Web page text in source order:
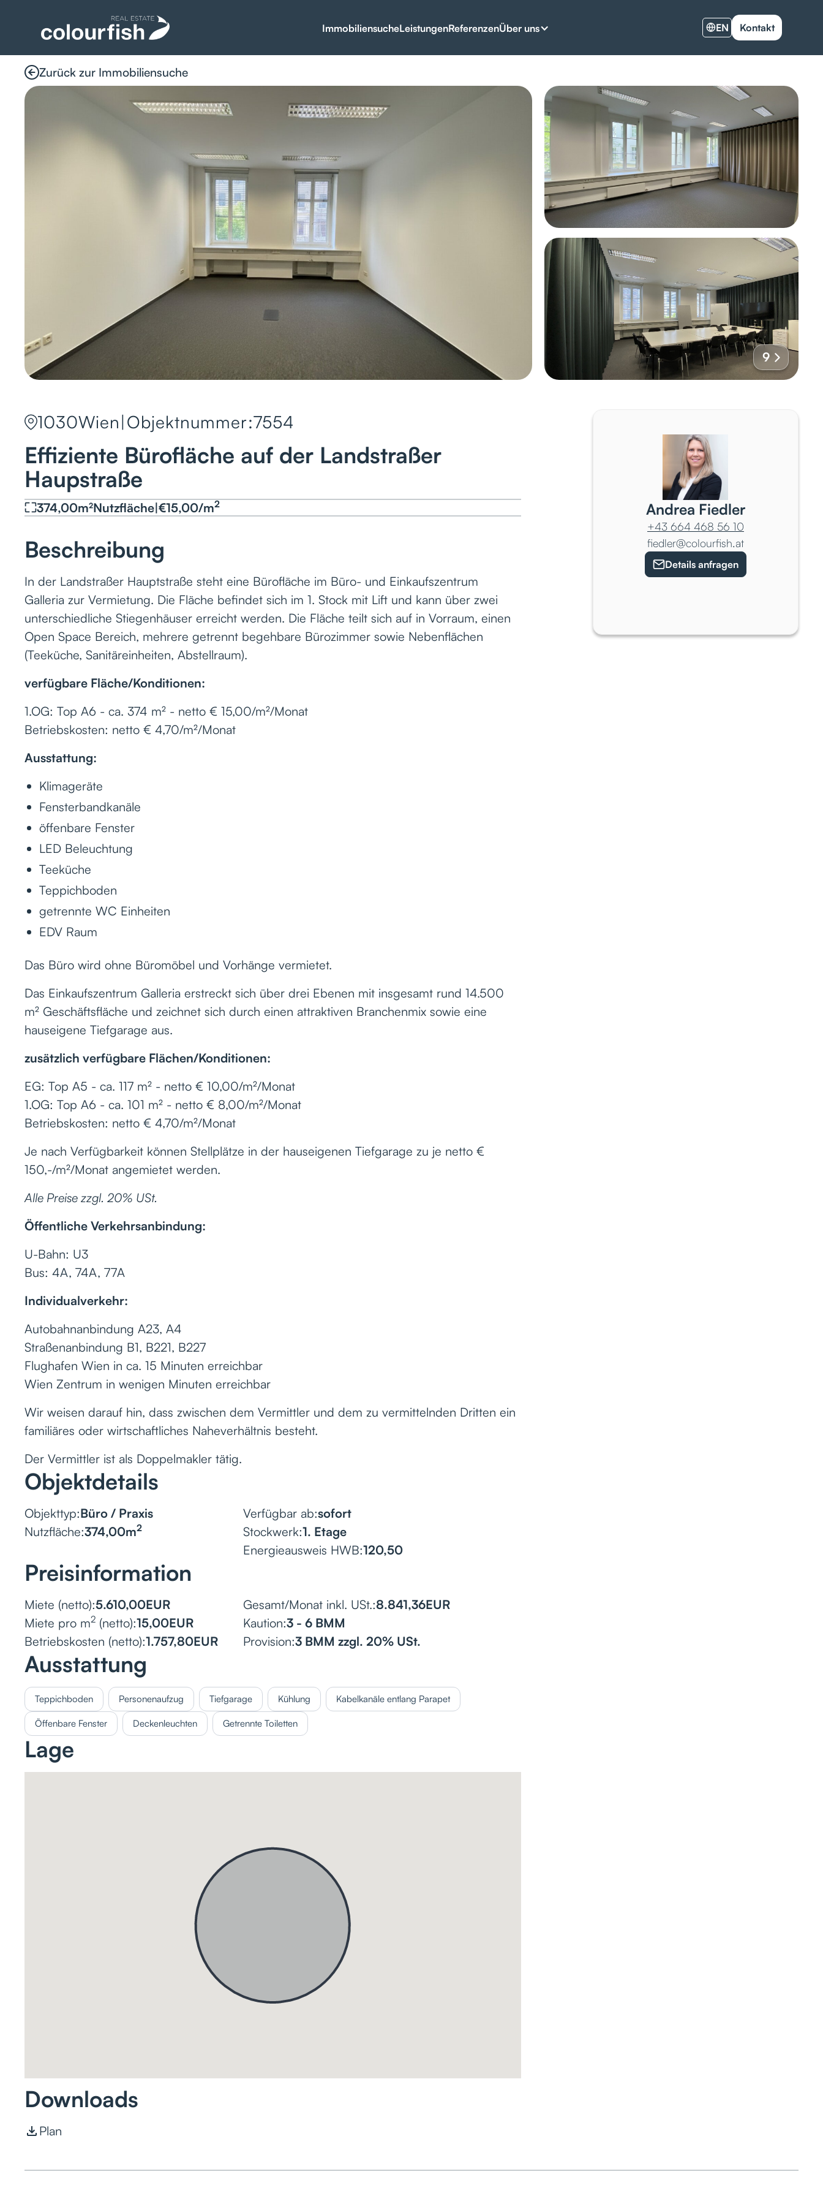
ImmobiliensucheLeistungenReferenzenÜber uns EN Kontakt
Zurück zur Immobiliensuche
9
1030Wien|Objektnummer:7554
Effiziente Bürofläche auf der Landstraßer
Haupstraße
374,00m²Nutzfläche|€15,00/m2
Beschreibung
In der Landstraßer Hauptstraße steht eine Bürofläche im Büro- und Einkaufszentrum
Galleria zur Vermietung. Die Fläche befindet sich im 1. Stock mit Lift und kann über zwei
unterschiedliche Stiegenhäuser erreicht werden. Die Fläche teilt sich auf in Vorraum, einen
Open Space Bereich, mehrere getrennt begehbare Bürozimmer sowie Nebenflächen
(Teeküche, Sanitäreinheiten, Abstellraum).
verfügbare Fläche/Konditionen:
1.OG: Top A6 - ca. 374 m² - netto € 15,00/m²/Monat
Betriebskosten: netto € 4,70/m²/Monat
Ausstattung:
Klimageräte
Fensterbandkanäle
öffenbare Fenster
LED Beleuchtung
Teeküche
Teppichboden
getrennte WC Einheiten
EDV Raum
Das Büro wird ohne Büromöbel und Vorhänge vermietet.
Das Einkaufszentrum Galleria erstreckt sich über drei Ebenen mit insgesamt rund 14.500
m² Geschäftsfläche und zeichnet sich durch einen attraktiven Branchenmix sowie eine
hauseigene Tiefgarage aus.
zusätzlich verfügbare Flächen/Konditionen:
EG: Top A5 - ca. 117 m² - netto € 10,00/m²/Monat
1.OG: Top A6 - ca. 101 m² - netto € 8,00/m²/Monat
Betriebskosten: netto € 4,70/m²/Monat
Je nach Verfügbarkeit können Stellplätze in der hauseigenen Tiefgarage zu je netto €
150,-/m²/Monat angemietet werden.
Alle Preise zzgl. 20% USt.
Öffentliche Verkehrsanbindung:
U-Bahn: U3
Bus: 4A, 74A, 77A
Individualverkehr:
Autobahnanbindung A23, A4
Straßenanbindung B1, B221, B227
Flughafen Wien in ca. 15 Minuten erreichbar
Wien Zentrum in wenigen Minuten erreichbar
Wir weisen darauf hin, dass zwischen dem Vermittler und dem zu vermittelnden Dritten ein
familiäres oder wirtschaftliches Naheverhältnis besteht.
Der Vermittler ist als Doppelmakler tätig.
Objektdetails
Objekttyp:Büro / Praxis
Nutzfläche:374,00m2
Verfügbar ab:sofort
Stockwerk:1. Etage
Energieausweis HWB:120,50
Preisinformation
Miete (netto):5.610,00EUR
Miete pro m2 (netto):15,00EUR
Betriebskosten (netto):1.757,80EUR
Gesamt/Monat inkl. USt.:8.841,36EUR
Kaution:3 - 6 BMM
Provision:3 BMM zzgl. 20% USt.
Ausstattung
Teppichboden Personenaufzug Tiefgarage Kühlung Kabelkanäle entlang Parapet
Öffenbare Fenster Deckenleuchten Getrennte Toiletten
Lage
Downloads
Plan
Andrea Fiedler
+43 664 468 56 10
fiedler@colourfish.at
Details anfragen